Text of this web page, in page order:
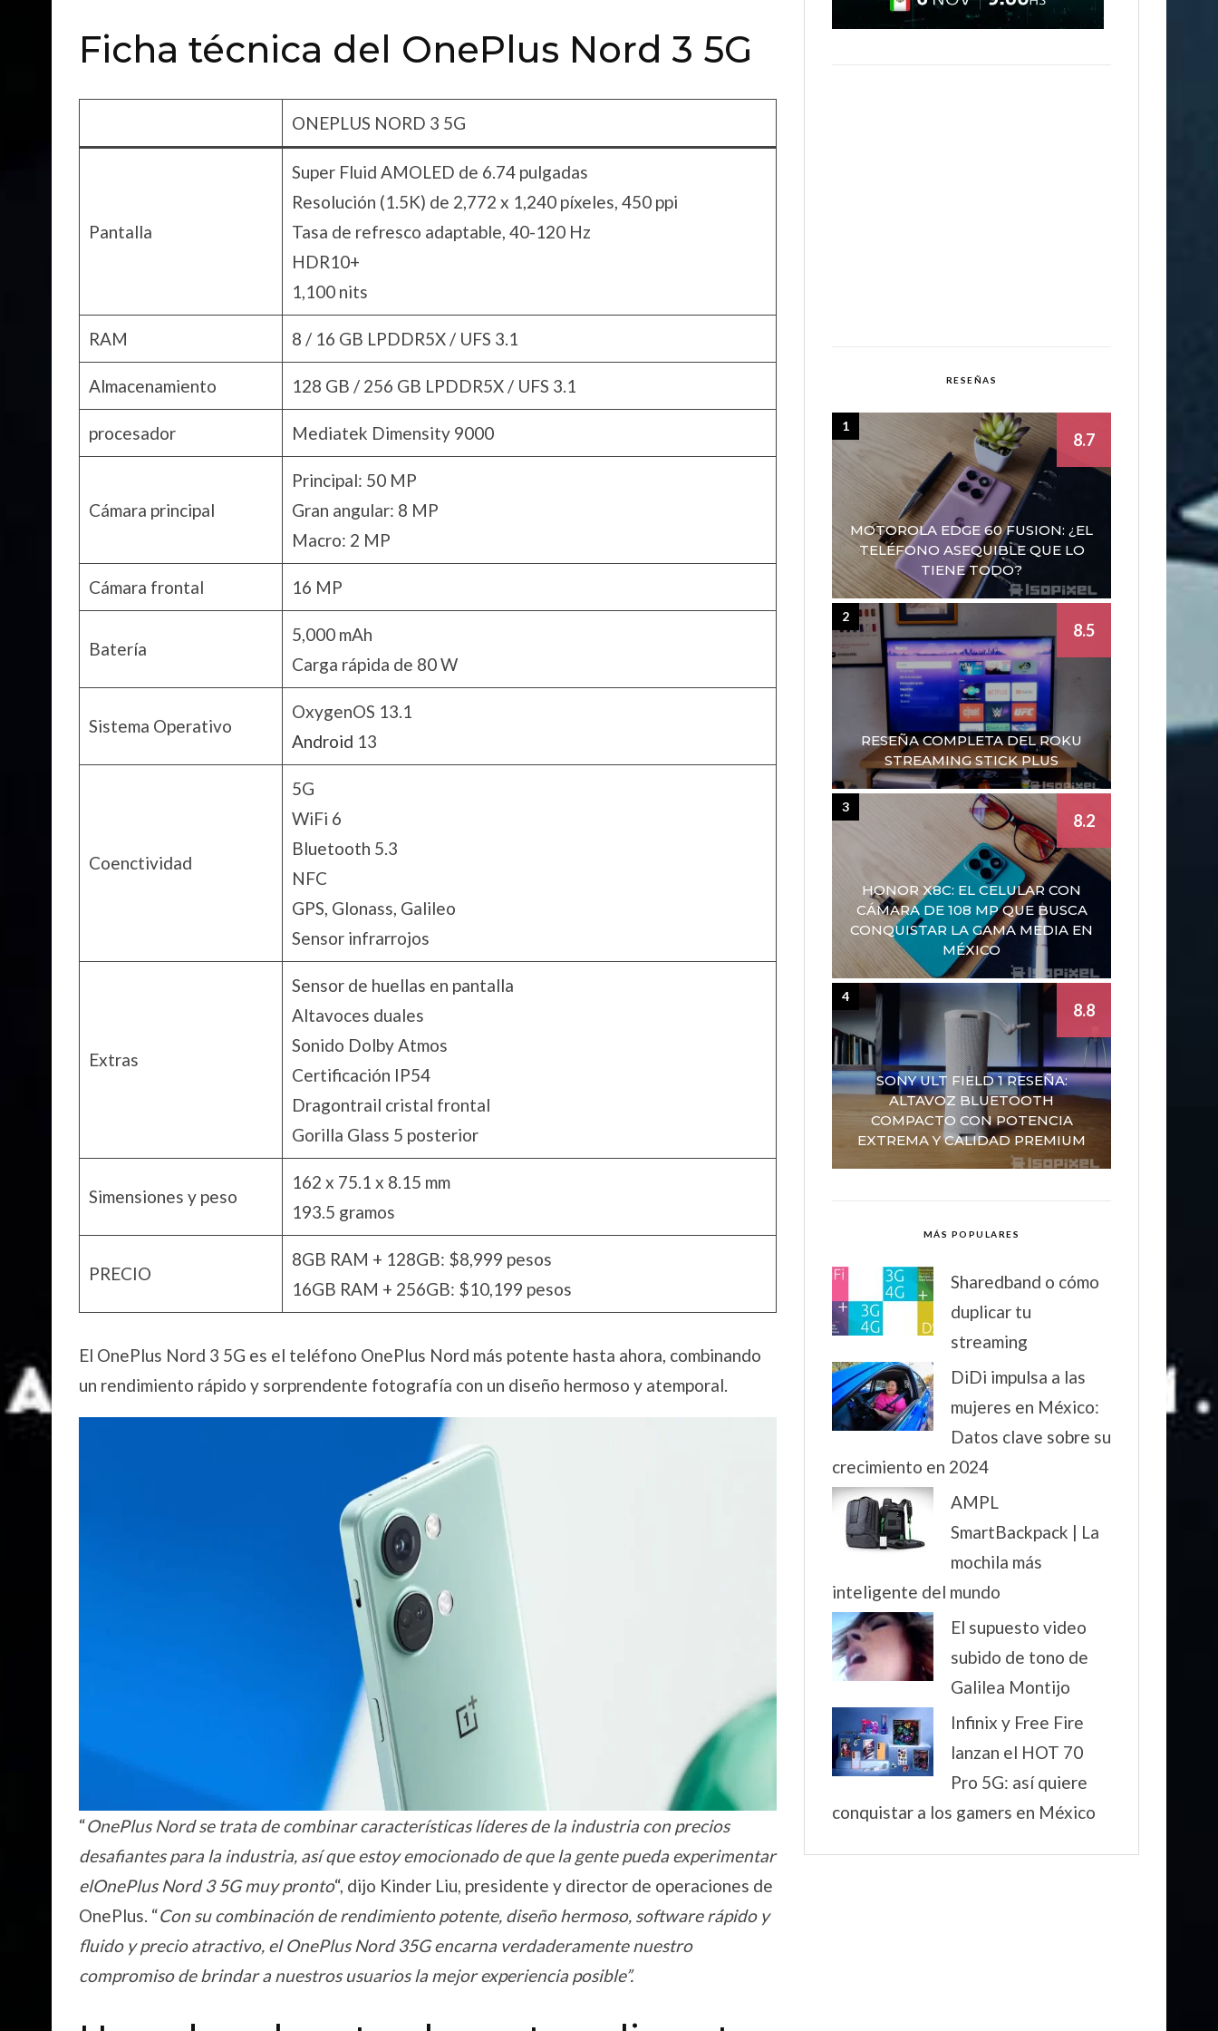
Ficha técnica del OnePlus Nord 3 5G
ONEPLUS NORD 3 5G
Pantalla
Super Fluid AMOLED de 6.74 pulgadas
Resolución (1.5K) de 2,772 x 1,240 píxeles, 450 ppi
Tasa de refresco adaptable, 40-120 Hz
HDR10+
1,100 nits
RAM 8 / 16 GB LPDDR5X / UFS 3.1
Almacenamiento 128 GB / 256 GB LPDDR5X / UFS 3.1
procesador Mediatek Dimensity 9000
Cámara principal
Principal: 50 MP
Gran angular: 8 MP
Macro: 2 MP
Cámara frontal 16 MP
Batería
5,000 mAh
Carga rápida de 80 W
Sistema Operativo
OxygenOS 13.1
Android 13
Coenctividad
5G
WiFi 6
Bluetooth 5.3
NFC
GPS, Glonass, Galileo
Sensor infrarrojos
Extras
Sensor de huellas en pantalla
Altavoces duales
Sonido Dolby Atmos
Certificación IP54
Dragontrail cristal frontal
Gorilla Glass 5 posterior
Simensiones y peso
162 x 75.1 x 8.15 mm
193.5 gramos
PRECIO
8GB RAM + 128GB: $8,999 pesos
16GB RAM + 256GB: $10,199 pesos
El OnePlus Nord 3 5G es el teléfono OnePlus Nord más potente hasta ahora, combinando
un rendimiento rápido y sorprendente fotografía con un diseño hermoso y atemporal.
“OnePlus Nord se trata de combinar características líderes de la industria con precios
desafiantes para la industria, así que estoy emocionado de que la gente pueda experimentar
elOnePlus Nord 3 5G muy pronto“, dijo Kinder Liu, presidente y director de operaciones de
OnePlus. “Con su combinación de rendimiento potente, diseño hermoso, software rápido y
fluido y precio atractivo, el OnePlus Nord 35G encarna verdaderamente nuestro
compromiso de brindar a nuestros usuarios la mejor experiencia posible”.
RESEÑAS
MOTOROLA EDGE 60 FUSION: ¿EL
TELÉFONO ASEQUIBLE QUE LO
TIENE TODO?
8.7
1
RESEÑA COMPLETA DEL ROKU
STREAMING STICK PLUS
8.5
2
HONOR X8C: EL CELULAR CON
CÁMARA DE 108 MP QUE BUSCA
CONQUISTAR LA GAMA MEDIA EN
MÉXICO
8.2
3
SONY ULT FIELD 1 RESEÑA:
ALTAVOZ BLUETOOTH
COMPACTO CON POTENCIA
EXTREMA Y CALIDAD PREMIUM
8.8
4
MÁS POPULARES
Sharedband o cómo
duplicar tu
streaming
DiDi impulsa a las
mujeres en México:
Datos clave sobre su
crecimiento en 2024
AMPL
SmartBackpack | La
mochila más
inteligente del mundo
El supuesto video
subido de tono de
Galilea Montijo
Infinix y Free Fire
lanzan el HOT 70
Pro 5G: así quiere
conquistar a los gamers en México